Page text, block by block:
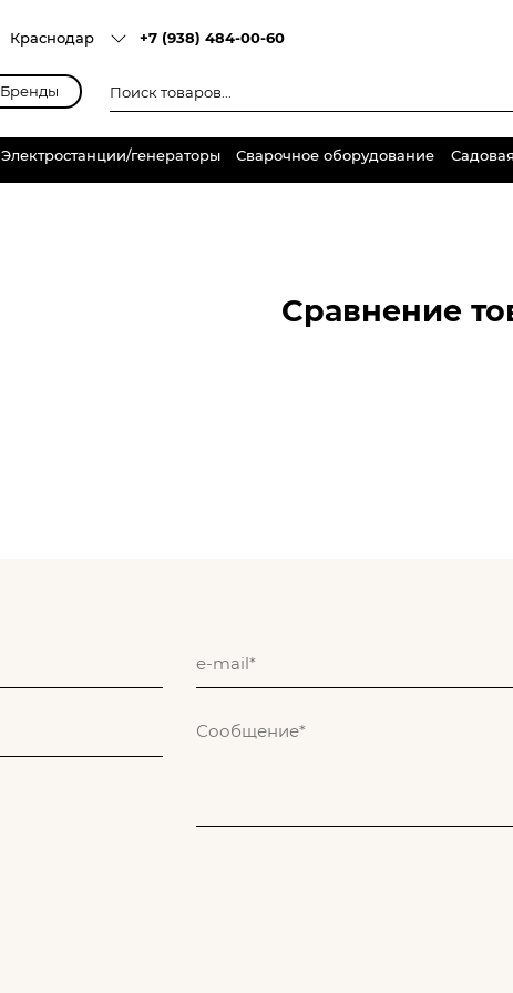
Краснодар +7 (938) 484-00-60
Бренды товаров
Электростанции/генераторы Сварочное оборудование
Сравнение